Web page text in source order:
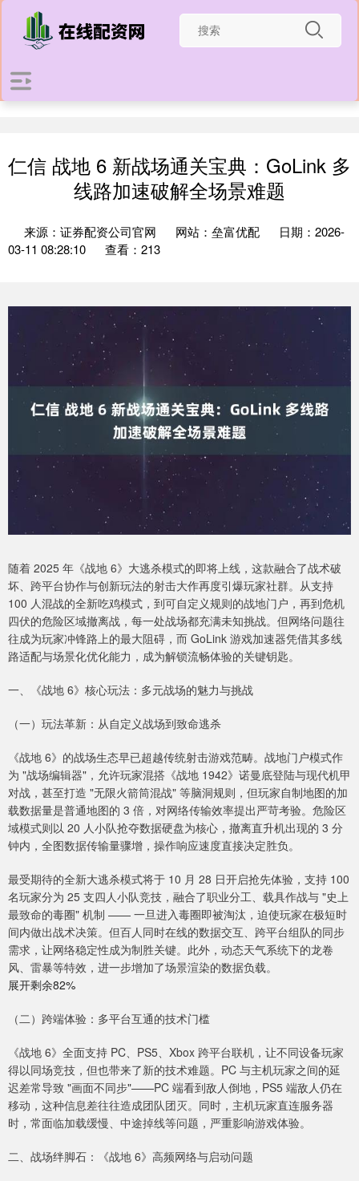
仁信 战地 6 新战场通关宝典：GoLink 多
线路加速破解全场景难题
来源：证券配资公司官网 网站：垒富优配
日期：2026-
03-11 08:28:10
查看：213
随着 2025 年《战地 6》大逃杀模式的即将上线，这款融合了战术破
坏、跨平台协作与创新玩法的射击大作再度引爆玩家社群。从支持
100 人混战的全新吃鸡模式，到可自定义规则的战地门户，再到危机
四伏的危险区域撤离战，每一处战场都充满未知挑战。但网络问题往
往成为玩家冲锋路上的最大阻碍，而 GoLink 游戏加速器凭借其多线
路适配与场景化优化能力，成为解锁流畅体验的关键钥匙。
一、《战地 6》核心玩法：多元战场的魅力与挑战
（一）玩法革新：从自定义战场到致命逃杀
《战地 6》的战场生态早已超越传统射击游戏范畴。战地门户模式作
为 "战场编辑器"，允许玩家混搭《战地 1942》诺曼底登陆与现代机甲
对战，甚至打造 "无限火箭筒混战" 等脑洞规则，但玩家自制地图的加
载数据量是普通地图的 3 倍，对网络传输效率提出严苛考验。危险区
域模式则以 20 人小队抢夺数据硬盘为核心，撤离直升机出现的 3 分
钟内，全图数据传输量骤增，操作响应速度直接决定胜负。
最受期待的全新大逃杀模式将于 10 月 28 日开启抢先体验，支持 100
名玩家分为 25 支四人小队竞技，融合了职业分工、载具作战与 "史上
最致命的毒圈" 机制 —— 一旦进入毒圈即被淘汰，迫使玩家在极短时
间内做出战术决策。但百人同时在线的数据交互、跨平台组队的同步
需求，让网络稳定性成为制胜关键。此外，动态天气系统下的龙卷
风、雷暴等特效，进一步增加了场景渲染的数据负载。
展开剩余82%
（二）跨端体验：多平台互通的技术门槛
《战地 6》全面支持 PC、PS5、Xbox 跨平台联机，让不同设备玩家
得以同场竞技，但也带来了新的技术难题。PC 与主机玩家之间的延
迟差常导致 "画面不同步"——PC 端看到敌人倒地，PS5 端敌人仍在
移动，这种信息差往往造成团队团灭。同时，主机玩家直连服务器
时，常面临加载缓慢、中途掉线等问题，严重影响游戏体验。
二、战场绊脚石：《战地 6》高频网络与启动问题